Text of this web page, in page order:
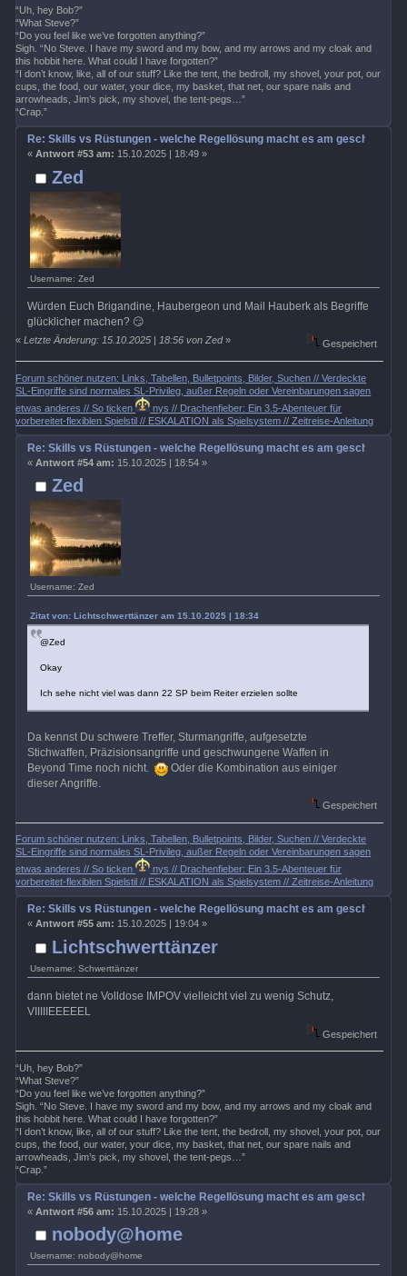
“Uh, hey Bob?”
“What Steve?”
“Do you feel like we’ve forgotten anything?”
Sigh. “No Steve. I have my sword and my bow, and my arrows and my cloak and
this hobbit here. What could I have forgotten?”
“I don’t know, like, all of our stuff? Like the tent, the bedroll, my shovel, your pot, our
cups, the food, our water, your dice, my basket, that net, our spare nails and
arrowheads, Jim’s pick, my shovel, the tent-pegs…”
“Crap.”
Zed
Username: Zed
Re: Skills vs Rüstungen - welche Regellösung macht es am
« Antwort #53 am: 15.10.2025 | 18:49 »
Würden Euch Brigandine, Haubergeon und Mail Hauberk als Begriffe
glücklicher machen? 😏
«Letzte Änderung: 15.10.2025 | 18:56 von Zed» Gespeichert
Forum schöner nutzen: Links, Tabellen, Bulletpoints, Bilder, Suchen // Verdeckte
SL-Eingriffe sind normales SL-Privileg, außer Regeln oder Vereinbarungen sagen
etwas anderes // So ticken
nys // Drachenfieber: Ein 3.5-Abenteuer für
vorbereitet-flexiblen Spielstil // ESKALATION als Spielsystem // Zeitreise-Anleitung
Zed
Username: Zed
Re: Skills vs Rüstungen - welche Regellösung macht es am
« Antwort #54 am: 15.10.2025 | 18:54 »
Zitat von: Lichtschwerttänzer am 15.10.2025 | 18:34
@Zed
Okay
Ich sehe nicht viel was dann 22 SP beim Reiter erzielen sollte
Da kennst Du schwere Treffer, Sturmangriffe, aufgesetzte
Stichwaffen, Präzisionsangriffe und geschwungene Waffen in
Beyond Time noch nicht.
Oder die Kombination aus einiger
dieser Angriffe.
Gespeichert
Forum schöner nutzen: Links, Tabellen, Bulletpoints, Bilder, Suchen // Verdeckte
SL-Eingriffe sind normales SL-Privileg, außer Regeln oder Vereinbarungen sagen
etwas anderes // So ticken
nys // Drachenfieber: Ein 3.5-Abenteuer für
vorbereitet-flexiblen Spielstil // ESKALATION als Spielsystem // Zeitreise-Anleitung
Lichtschwerttänzer
Username: Schwerttänzer
Re: Skills vs Rüstungen - welche Regellösung macht es am
« Antwort #55 am: 15.10.2025 | 19:04 »
dann bietet ne Volldose IMPOV vielleicht viel zu wenig Schutz,
VIIIIIEEEEEL
Gespeichert
“Uh, hey Bob?”
“What Steve?”
“Do you feel like we’ve forgotten anything?”
Sigh. “No Steve. I have my sword and my bow, and my arrows and my cloak and
this hobbit here. What could I have forgotten?”
“I don’t know, like, all of our stuff? Like the tent, the bedroll, my shovel, your pot, our
cups, the food, our water, your dice, my basket, that net, our spare nails and
arrowheads, Jim’s pick, my shovel, the tent-pegs…”
“Crap.”
nobody@home
Username: nobody@home
Re: Skills vs Rüstungen - welche Regellösung macht es am
« Antwort #56 am: 15.10.2025 | 19:28 »